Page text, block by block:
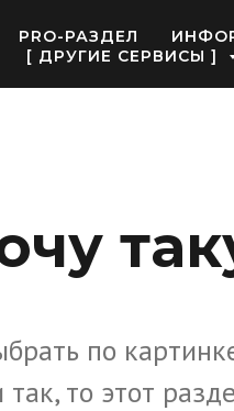
PRO-РАЗДЕЛ
[ ДРУГИЕ СЕРВИСЫ ]
по
так, то этот